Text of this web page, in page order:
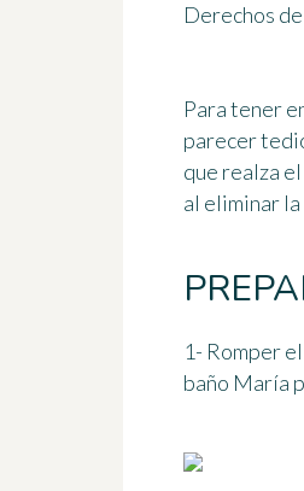
Derechos
Para tener
parecer
que realza
al eliminar
1- Romper
baño María